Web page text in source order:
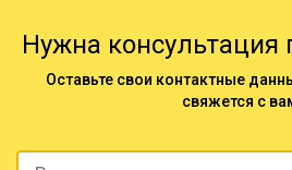
Нужна консультация
Оставьте свои контактные
свяжется с